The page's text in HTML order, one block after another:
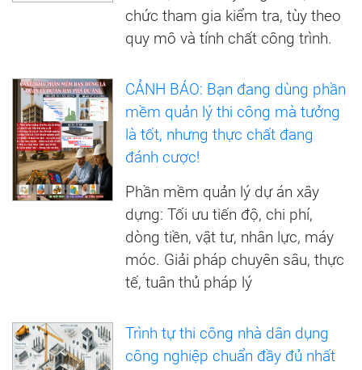
chức tham gia kiểm tra, tùy theo
quy mô và tính chất công trình.
CẢNH BÁO: Bạn đang dùng phần
mềm quản lý thi công mà tưởng
là tốt, nhưng thực chất đang
đánh cược!
Phần mềm quản lý dự án xây
dựng: Tối ưu tiến độ, chi phí,
dòng tiền, vật tư, nhân lực, máy
móc. Giải pháp chuyên sâu, thực
tế, tuân thủ pháp lý
Trình tự thi công nhà dân dụng
công nghiệp chuẩn đầy đủ nhất